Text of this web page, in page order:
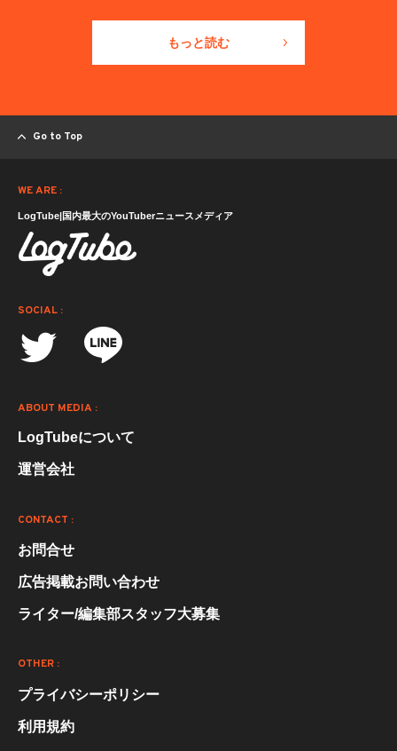
もっと読む
Go to Top
WE ARE :
LogTube|国内最大のYouTuberニュースメディア
SOCIAL :
ABOUT MEDIA :
LogTubeについて
運営会社
CONTACT :
お問合せ
広告掲載お問い合わせ
ライター/編集部スタッフ大募集
OTHER :
プライバシーポリシー
利用規約